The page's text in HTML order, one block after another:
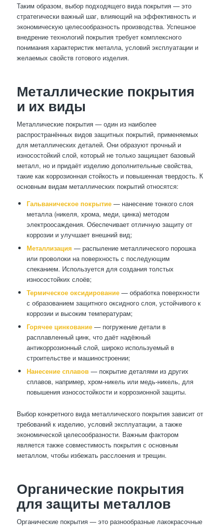
Таким образом, выбор подходящего вида покрытия — это
стратегически важный шаг, влияющий на эффективность и
экономическую целесообразность производства. Успешное
внедрение технологий покрытия требует комплексного
понимания характеристик металла, условий эксплуатации и
желаемых свойств готового изделия.
Металлические покрытия
и их виды
Металлические покрытия — один из наиболее
распространённых видов защитных покрытий, применяемых
для металлических деталей. Они образуют прочный и
износостойкий слой, который не только защищает базовый
металл, но и придаёт изделию дополнительные свойства,
такие как коррозионная стойкость и повышенная твердость. К
основным видам металлических покрытий относятся:
Гальваническое покрытие— нанесение тонкого слоя
металла (никеля, хрома, меди, цинка) методом
электроосаждения. Обеспечивает отличную защиту от
коррозии и улучшает внешний вид;
Металлизация — распыление металлического порошка
или проволоки на поверхность с последующим
спеканием. Используется для создания толстых
износостойких слоёв;
Термическое оксидирование— обработка поверхности
с образованием защитного оксидного слоя, устойчивого к
коррозии и высоким температурам;
Горячее цинкование— погружение детали в
расплавленный цинк, что даёт надёжный
антикоррозионный слой, широко используемый в
строительстве и машиностроении;
Нанесение сплавов— покрытие деталями из других
сплавов, например, хром-никель или медь-никель, для
повышения износостойкости и коррозионной защиты.
Выбор конкретного вида металлического покрытия зависит от
требований к изделию, условий эксплуатации, а также
экономической целесообразности. Важным фактором
является также совместимость покрытия с основным
металлом, чтобы избежать расслоения и трещин.
Органические покрытия
для защиты металлов
Органические покрытия — это разнообразные лакокрасочные